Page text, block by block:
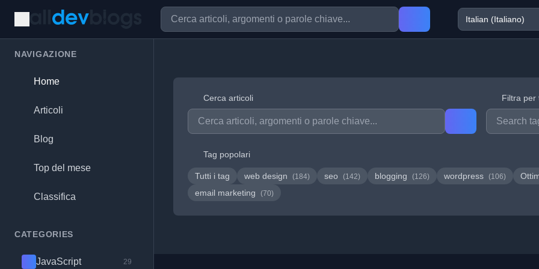
NAVIGAZIONE
Home
Articoli
Blog
Top del mese
Classifica
CATEGORIES
JavaScript 29
Cerca articoli Filtra per
Tag popolari
Tutti i tag web design (184) seo (142) blogging (126) wordpress (106)
email marketing (70)